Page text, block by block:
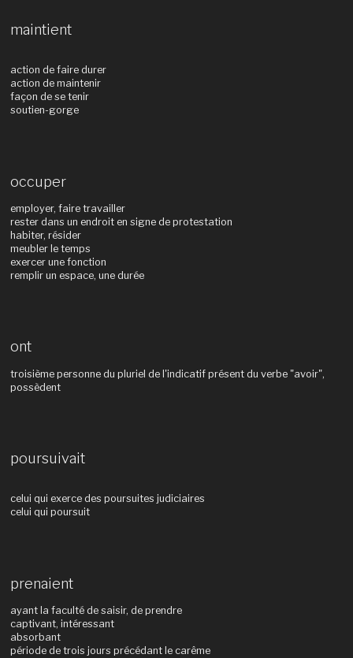
maintient
action de faire durer
action de maintenir
façon de se tenir
soutien-gorge
occuper
employer, faire travailler
rester dans un endroit en signe de protestation
habiter, résider
meubler le temps
exercer une fonction
remplir un espace, une durée
ont
troisième personne du pluriel de l'indicatif présent du verbe "avoir",
possèdent
poursuivait
celui qui exerce des poursuites judiciaires
celui qui poursuit
prenaient
ayant la faculté de saisir, de prendre
captivant, intéressant
absorbant
période de trois jours précédant le carême